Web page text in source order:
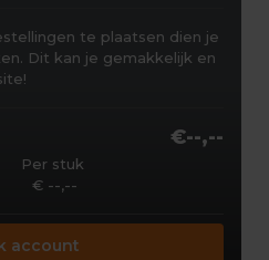
te plaatsen dien je
Dit kan je gemakkelijk en
€--,--
Per stuk
€ --,--
account